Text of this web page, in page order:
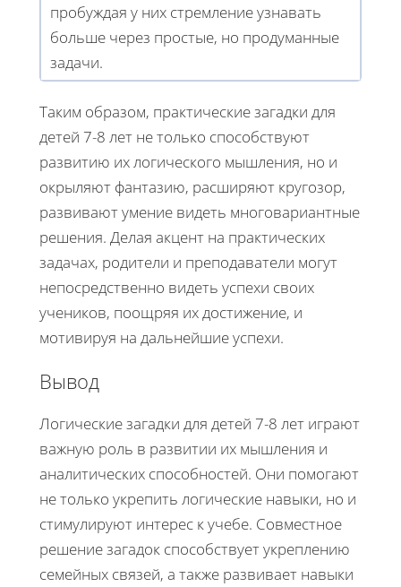
пробуждая у них стремление узнавать
больше через простые, но продуманные
задачи.
Таким образом, практические загадки для
детей 7-8 лет не только способствуют
развитию их логического мышления, но и
окрыляют фантазию, расширяют кругозор,
развивают умение видеть многовариантные
решения. Делая акцент на практических
задачах, родители и преподаватели могут
непосредственно видеть успехи своих
учеников, поощряя их достижение, и
мотивируя на дальнейшие успехи.
Вывод
Логические загадки для детей 7-8 лет играют
важную роль в развитии их мышления и
аналитических способностей. Они помогают
не только укрепить логические навыки, но и
стимулируют интерес к учебе. Совместное
решение загадок способствует укреплению
семейных связей, а также развивает навыки